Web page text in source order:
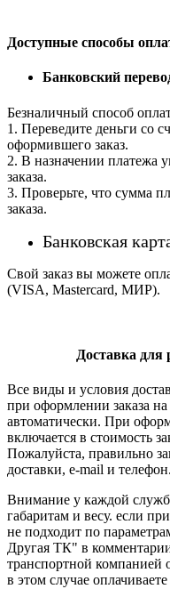
Доступные способы
Банковский
Безналичный способ
1. Переведите деньги со
оформившего заказ.
2. В назначении платежа
заказа.
3. Проверьте, что сумма
заказа.
Банковская
Свой заказ вы можете
(VISA, Mastercard, МИР).
Доставка для
Все виды и условия
при оформлении заказа на
автоматически. При
включается в стоимость
Пожалуйста, правильно
доставки, e-mail и телефон.
Внимание у каждой
габаритам и весу. если
не подходит по
Другая ТК" в
транспортной компанией
в этом случае